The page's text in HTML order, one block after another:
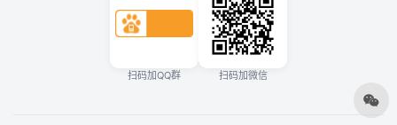
扫码加QQ群 扫码加微信